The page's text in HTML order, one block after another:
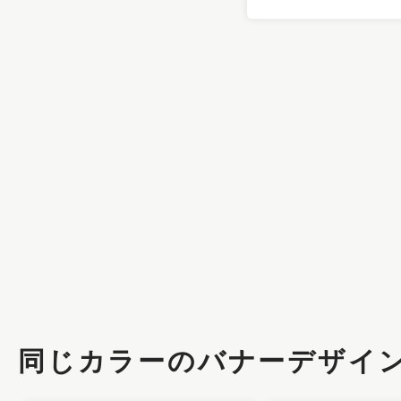
同じカラーのバナーデザイ